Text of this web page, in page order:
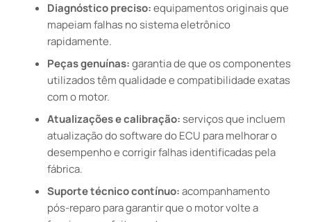
Diagnóstico preciso:equipamentos originais que
mapeiam falhas no sistema eletrônico
rapidamente.
Peças genuínas:garantia de que os componentes
utilizados têm qualidade e compatibilidade exatas
com o motor.
Atualizações e calibração:serviços que incluem
atualização do software do ECU para melhorar o
desempenho e corrigir falhas identificadas pela
fábrica.
Suporte técnico contínuo:acompanhamento
pós-reparo para garantir que o motor volte a